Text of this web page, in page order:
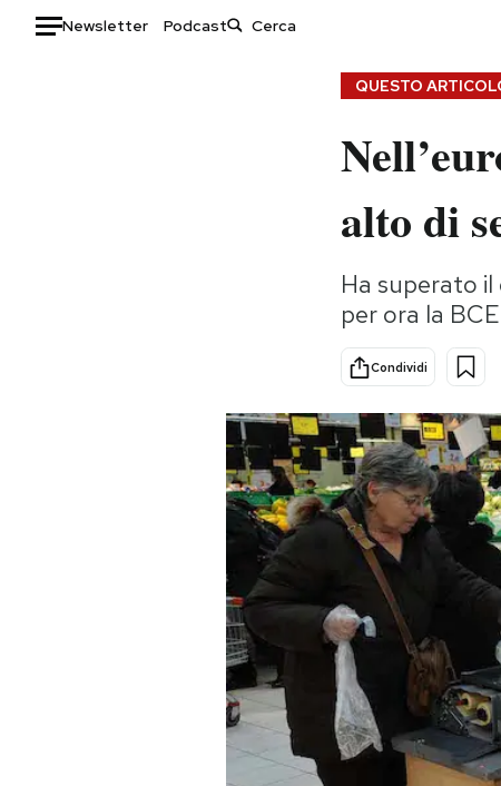
Newsletter Podcast
Storie/Idee
Ok Boomer!
Altrecose
Mondiali calcio 2026
QUESTO
alto di
Ha superato
per ora la
Condividi